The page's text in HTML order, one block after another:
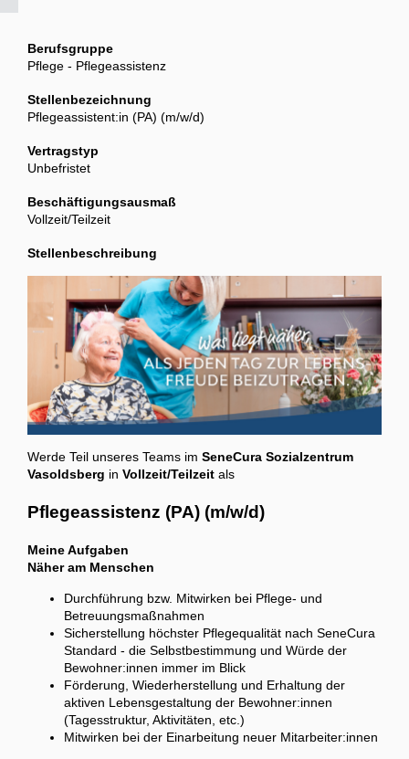
Berufsgruppe
Pflege - Pflegeassistenz
Stellenbezeichnung
Pflegeassistent:in (PA) (m/w/d)
Vertragstyp
Unbefristet
Beschäftigungsausmaß
Vollzeit/Teilzeit
Stellenbeschreibung
Werde Teil unseres Teams im SeneCura Sozialzentrum
Vasoldsberg in Vollzeit/Teilzeit als
Pflegeassistenz (PA) (m/w/d)
Meine Aufgaben
Näher am Menschen
Durchführung bzw. Mitwirken bei Pflege- und
Betreuungsmaßnahmen
Sicherstellung höchster Pflegequalität nach SeneCura
Standard - die Selbstbestimmung und Würde der
Bewohner:innen immer im Blick
Förderung, Wiederherstellung und Erhaltung der
aktiven Lebensgestaltung der Bewohner:innen
(Tagesstruktur, Aktivitäten, etc.)
Mitwirken bei der Einarbeitung neuer Mitarbeiter:innen